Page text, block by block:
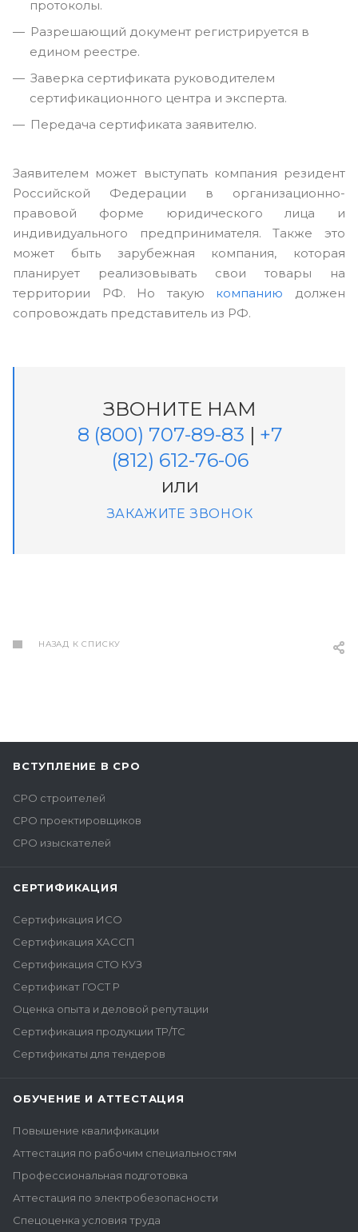
протоколы.
Разрешающий документ регистрируется в
едином реестре.
Заверка сертификата руководителем
сертификационного центра и эксперта.
Передача сертификата заявителю.
Заявителем может выступать компания резидент
Российской Федерации в организационно-
правовой форме юридического лица и
индивидуального предпринимателя. Также это
может быть зарубежная компания, которая
планирует реализовывать свои товары на
территории РФ. Но такую компанию должен
сопровождать представитель из РФ.
ЗВОНИТЕ НАМ
8 (800) 707-89-83 | +7
(812) 612-76-06
или
ЗАКАЖИТЕ ЗВОНОК
НАЗАД К СПИСКУ
ВСТУПЛЕНИЕ В СРО
СРО строителей
СРО проектировщиков
СРО изыскателей
СЕРТИФИКАЦИЯ
Сертификация ИСО
Сертификация ХАССП
Сертификация СТО КУЗ
Сертификат ГОСТ Р
Оценка опыта и деловой репутации
Сертификация продукции ТР/ТС
Сертификаты для тендеров
ОБУЧЕНИЕ И АТТЕСТАЦИЯ
Повышение квалификации
Аттестация по рабочим специальностям
Профессиональная подготовка
Аттестация по электробезопасности
Спецоценка условия труда